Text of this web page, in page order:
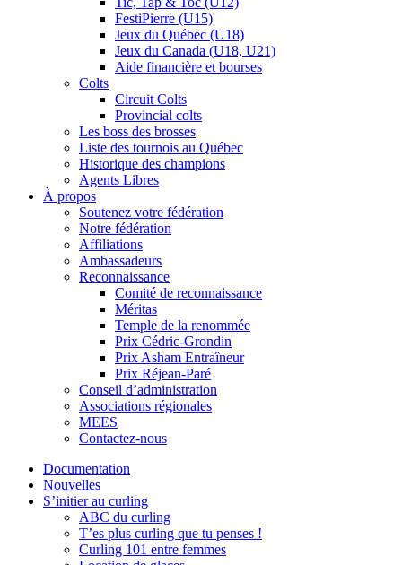
FestiPierre (U15)
Jeux du Québec (U18)
Jeux du Canada (U18, U21)
Aide financière et bourses
Colts
Circuit Colts
Provincial colts
Les boss des brosses
Liste des tournois au Québec
Historique des champions
Agents Libres
À propos
Soutenez votre fédération
Notre fédération
Affiliations
Ambassadeurs
Reconnaissance
Comité de reconnaissance
Méritas
Temple de la renommée
Prix Cédric-Grondin
Prix Asham Entraîneur
Prix Réjean-Paré
Conseil d’administration
Associations régionales
MEES
Contactez-nous
Documentation
Nouvelles
S’initier au curling
ABC du curling
T’es plus curling que tu penses !
Curling 101 entre femmes